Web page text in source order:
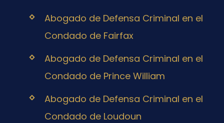
Abogado de Defensa Criminal en el
Condado de Fairfax
Abogado de Defensa Criminal en el
Condado de Prince William
Abogado de Defensa Criminal en el
Condado de Loudoun